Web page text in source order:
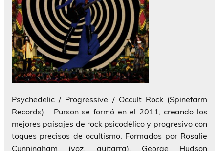
Psychedelic / Progressive / Occult Rock (Spinefarm
Records) Purson se formó en el 2011, creando los
mejores paisajes de rock psicodélico y progresivo con
toques precisos de ocultismo. Formados por Rosalie
Cunningham (voz, guitarra), George Hudson